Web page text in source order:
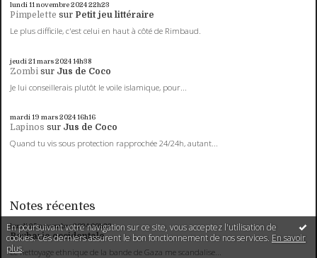
En poursuivant votre navigation sur ce site, vous acceptez l'utilisation de
cookies. Ces derniers assurent le bon fonctionnement de nos services. En savoir
plus.
lundi 11novembre 202422h23
Pimpelette sur Petit jeu littéraire
Le plus difficile, c'est celui en haut à côté de Rimbaud.
jeudi 21 mars 202414h38
Zombi sur Jus de Coco
Je lui conseillerais plutôt le voile islamique, pour...
mardi 19 mars 202416h16
Lapinos sur Jus de Coco
Quand tu vis sous protection rapprochée 24/24h, autant...
Notes récentes
lundi 25novembre 202400h32
Barbarie occidentale
Le nettoyage ethnique de la bande de Gaza me scandalise...